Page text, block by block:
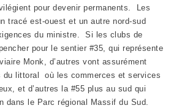
pour devenir permanents. Les
tracé est-ouest et un autre nord-sud
du ministre. Si les clubs de
pour le sentier #35, qui représente
Monk, d’autres vont assurément
du littoral où les commerces et services
et d’autres la #55 plus au sud qui
dans le Parc régional Massif du Sud.